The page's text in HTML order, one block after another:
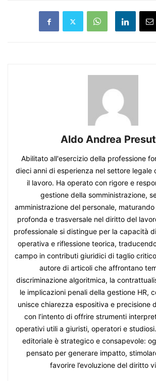
Aldo Andrea
Abilitato all'esercizio della professione
dieci anni di esperienza nel settore legale
il lavoro. Ha operato con rigore e
gestione della somministrazione,
amministrazione del personale,
profonda e trasversale nel diritto del
professionale si distingue per la capacità
operativa e riflessione teorica,
campo in contributi giuridici di taglio critico
autore di articoli che affrontano
discriminazione algoritmica, la
le implicazioni penali della gestione HR,
unisce chiarezza espositiva e precisione
con l’intento di offrire strumenti
operativi utili a giuristi, operatori e
editoriale è strategico e consapevole:
pensato per generare impatto,
favorire l’evoluzione del diritto